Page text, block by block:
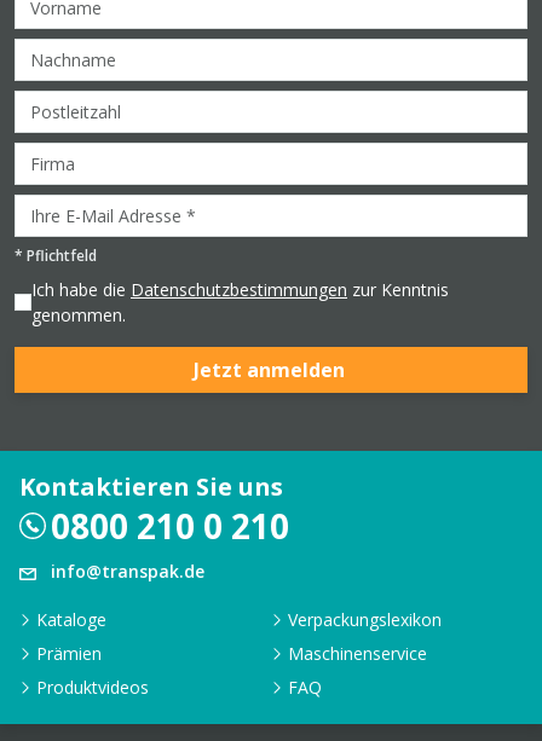
* Pflichtfeld
Ich habe die Datenschutzbestimmungen zur Kenntnis
genommen.
Jetzt anmelden
Kontaktieren Sie uns
0800 210 0 210
info@transpak.de
Kataloge
Verpackungslexikon
Prämien
Maschinenservice
Produktvideos
FAQ